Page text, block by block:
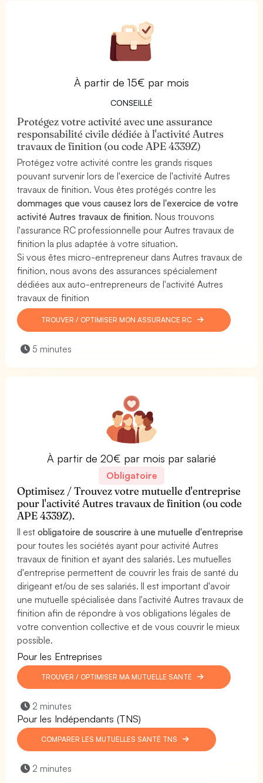
À partir de 15€ par mois
CONSEILLÉ
Protégez votre activité avec une assurance
responsabilité civile dédiée à l'activité Autres
travaux de finition (ou code APE 4339Z)
Protégez votre activité contre les grands risques
pouvant survenir lors de l'exercice de l'activité Autres
travaux de finition. Vous êtes protégés contre les
dommages que vous causez lors de l'exercice de votre
activité Autres travaux de finition. Nous trouvons
l'assurance RC professionnelle pour Autres travaux de
finition la plus adaptée à votre situation.
Si vous êtes micro-entrepreneur dans Autres travaux de
finition, nous avons des assurances spécialement
dédiées aux auto-entrepreneurs de l'activité Autres
travaux de finition
TROUVER / OPTIMISER MON ASSURANCE RC
5 minutes
À partir de 20€ par mois par salarié
Obligatoire
Optimisez / Trouvez votre mutuelle d'entreprise
pour l'activité Autres travaux de finition (ou code
APE 4339Z).
Il estobligatoire de souscrire à une mutuelle d'entreprise
pour toutes les sociétés ayant pour activité Autres
travaux de finition et ayant des salariés. Les mutuelles
d'entreprise permettent de couvrir les frais de santé du
dirigeant et/ou de ses salariés. Il est important d'avoir
une mutuelle spécialisée dans l'activité Autres travaux de
finition afin de répondre à vos obligations légales de
votre convention collective et de vous couvrir le mieux
possible.
Pour les Entreprises
TROUVER / OPTIMISER MA MUTUELLE SANTÉ
2 minutes
Pour les Indépendants (TNS)
COMPARER LES MUTUELLES SANTÉ TNS
2 minutes